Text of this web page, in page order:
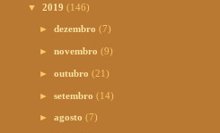
▼ 2019 (146)
►dezembro(7)
►novembro(9)
►outubro(21)
►setembro(14)
►agosto(7)